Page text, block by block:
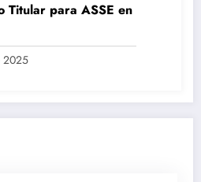
Titular para ASSE en
2025